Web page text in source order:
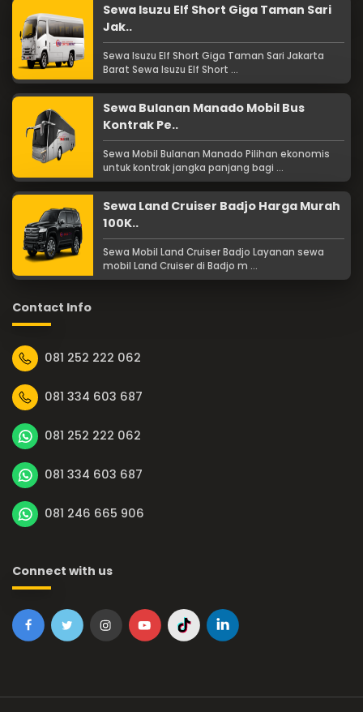
Sewa Isuzu Elf Short Giga Taman Sari
Jak..
Sewa Isuzu Elf Short Giga Taman Sari Jakarta
Barat Sewa Isuzu Elf Short ...
Sewa Bulanan Manado Mobil Bus
Kontrak Pe..
Sewa Mobil Bulanan Manado Pilihan ekonomis
untuk kontrak jangka panjang bagi ...
Sewa Land Cruiser Badjo Harga Murah
100K..
Sewa Mobil Land Cruiser Badjo Layanan sewa
mobil Land Cruiser di Badjo m ...
Contact Info
081 252 222 062
081 334 603 687
081 252 222 062
081 334 603 687
081 246 665 906
Connect with us